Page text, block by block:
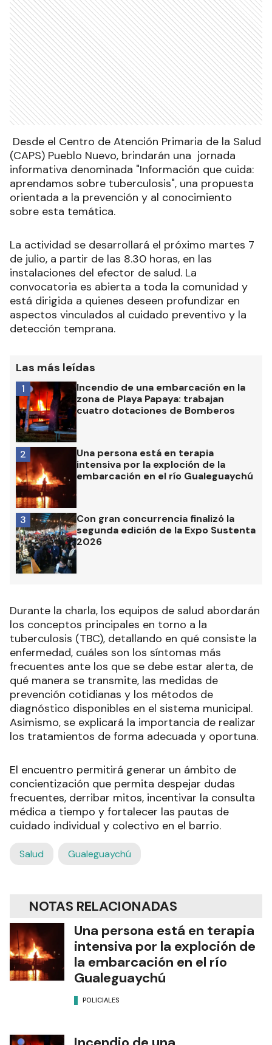
Desde el Centro de Atención Primaria de la Salud
(CAPS) Pueblo Nuevo, brindarán una jornada
informativa denominada "Información que cuida:
aprendamos sobre tuberculosis", una propuesta
orientada a la prevención y al conocimiento
sobre esta temática.
La actividad se desarrollará el próximo martes 7
de julio, a partir de las 8.30 horas, en las
instalaciones del efector de salud. La
convocatoria es abierta a toda la comunidad y
está dirigida a quienes deseen profundizar en
aspectos vinculados al cuidado preventivo y la
detección temprana.
Las más leídas
Incendio de una embarcación en la
zona de Playa Papaya: trabajan
cuatro dotaciones de Bomberos
1
Una persona está en terapia
intensiva por la exploción de la
embarcación en el río Gualeguaychú
2
Con gran concurrencia finalizó la
segunda edición de la Expo Sustenta
2026
3
Durante la charla, los equipos de salud abordarán
los conceptos principales en torno a la
tuberculosis (TBC), detallando en qué consiste la
enfermedad, cuáles son los síntomas más
frecuentes ante los que se debe estar alerta, de
qué manera se transmite, las medidas de
prevención cotidianas y los métodos de
diagnóstico disponibles en el sistema municipal.
Asimismo, se explicará la importancia de realizar
los tratamientos de forma adecuada y oportuna.
El encuentro permitirá generar un ámbito de
concientización que permita despejar dudas
frecuentes, derribar mitos, incentivar la consulta
médica a tiempo y fortalecer las pautas de
cuidado individual y colectivo en el barrio.
Salud Gualeguaychú
NOTAS RELACIONADAS
Una persona está en terapia
intensiva por la exploción de
la embarcación en el río
Gualeguaychú
POLICIALES